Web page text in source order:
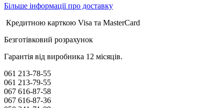
Більше інформації про доставку
Кредитною карткою Visa та MasterCard
Безготівковий розрахунок
Гарантія від виробника 12 місяців.
061 213-78-55
061 213-79-55
067 616-87-58
067 616-87-36